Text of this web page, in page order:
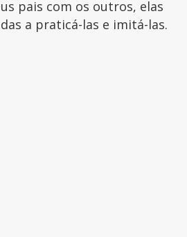
pais com os outros, elas
a praticá-las e imitá-las.